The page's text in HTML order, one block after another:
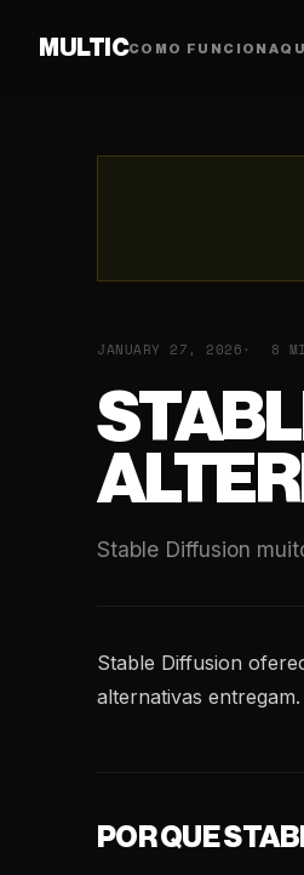
MULTICCOMO FUNCIONA
JANUARY 27, 2026 8
Stable Diffusion
Stable Diffusion
alternativas entregam.
POR QUE